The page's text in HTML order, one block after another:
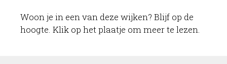
Woon je in een van deze wijken? Blijf op de
hoogte. Klik op het plaatje om meer te lezen.